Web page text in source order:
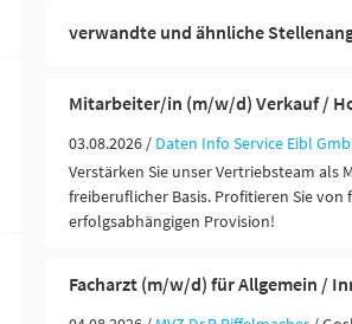
verwandte und ähnliche
Mitarbeiter/in (m/w/d) Verkauf /
03.08.2026 / Daten Info Service Eibl
Verstärken Sie unser Vertriebsteam
freiberuflicher Basis. Profitieren Sie
erfolgsabhängigen Provision!
Facharzt (m/w/d) für Allgemein /